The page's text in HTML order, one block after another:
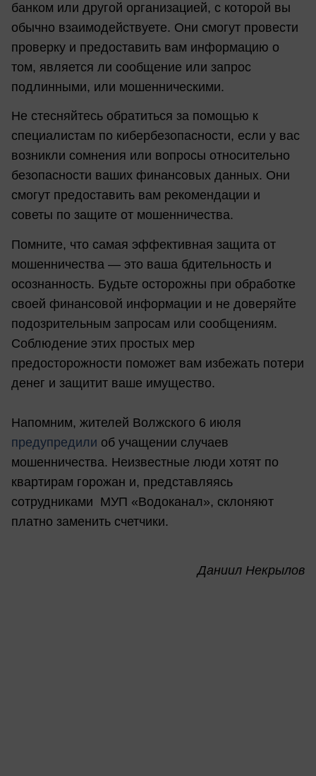
банком или другой организацией, с которой вы
обычно взаимодействуете. Они смогут провести
проверку и предоставить вам информацию о
том, является ли сообщение или запрос
подлинными, или мошенническими.
Не стесняйтесь обратиться за помощью к
специалистам по кибербезопасности, если у вас
возникли сомнения или вопросы относительно
безопасности ваших финансовых данных. Они
смогут предоставить вам рекомендации и
советы по защите от мошенничества.
Помните, что самая эффективная защита от
мошенничества — это ваша бдительность и
осознанность. Будьте осторожны при обработке
своей финансовой информации и не доверяйте
подозрительным запросам или сообщениям.
Соблюдение этих простых мер
предосторожности поможет вам избежать потери
денег и защитит ваше имущество.
Напомним, жителей Волжского 6 июля
предупредили об учащении случаев
мошенничества. Неизвестные люди хотят по
квартирам горожан и, представляясь
сотрудниками МУП «Водоканал», склоняют
платно заменить счетчики.
Даниил Некрылов